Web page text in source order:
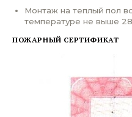
Монтаж на теплый пол
температуре не выше
ПОЖАРНЫЙ СЕРТИФИКАТ